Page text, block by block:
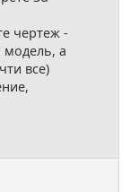
чертеж -
модель, а
все)